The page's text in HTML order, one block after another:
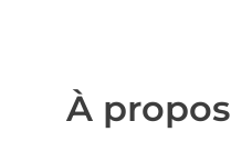
À propos